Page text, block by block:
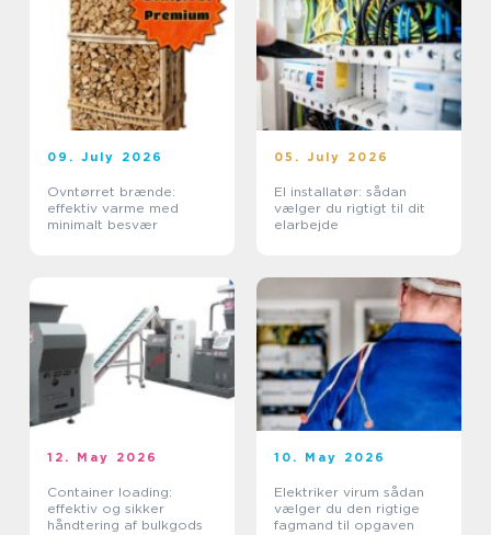
09. July 2026
Ovntørret brænde:
effektiv varme med
minimalt besvær
05. July 2026
El installatør: sådan
vælger du rigtigt til dit
elarbejde
12. May 2026
Container loading:
effektiv og sikker
håndtering af bulkgods
10. May 2026
Elektriker virum sådan
vælger du den rigtige
fagmand til opgaven